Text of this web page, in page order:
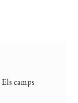
Els camps